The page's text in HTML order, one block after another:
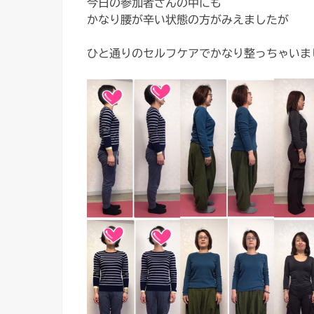
今日の参加者さんの中にも
かなり腰が辛い状態の方がみえましたが
ひと通りのセルフケアでかなり整っちゃいま